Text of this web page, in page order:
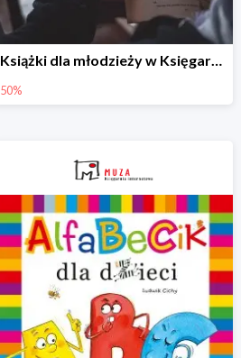
Książki dla młodzieży w Księgarni Muza -50%
50%